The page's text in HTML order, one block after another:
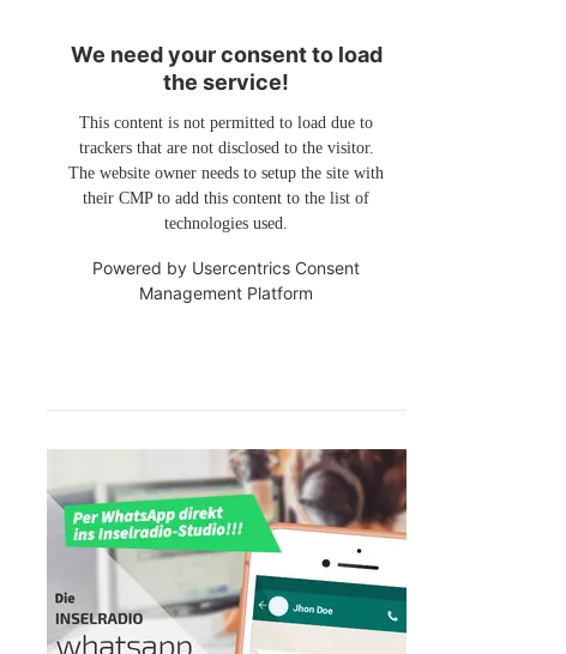
We need your consent to load
the service!
This content is not permitted to load due to
trackers that are not disclosed to the visitor.
The website owner needs to setup the site with
their CMP to add this content to the list of
technologies used.
Powered by Usercentrics Consent
Management Platform